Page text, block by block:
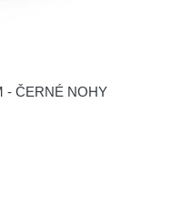
- ČERNÉ NOHY